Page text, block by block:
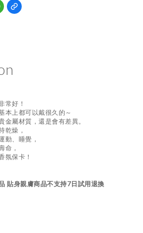
常好！
本上都可以戴很久的～
金屬材質，還是會有差異。
乾燥，
動、睡覺，
命，
氛保卡！
貼身親膚商品不支持7日試用退換